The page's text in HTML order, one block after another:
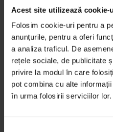
Acest site utilizează cookie-
Folosim cookie-uri pentru a
anunțurile, pentru a oferi
a analiza traficul. De
rețele sociale, de publicitate
privire la modul în care
pot combina cu alte
în urma folosirii serviciilor lor.
partidului aflat la
masive înregistrate nu au
partea instituţiilor
dacă alegătorii nu vor mai
şi naţional? Ce dacă vor
şapte buletine de vot (în
de compensare votate
mijloacele, mai ales dacă